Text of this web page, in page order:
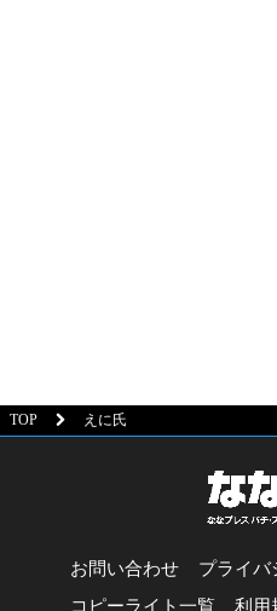
TOP えに氏
お問い合わせ プライバ
コピーライト一覧
利用